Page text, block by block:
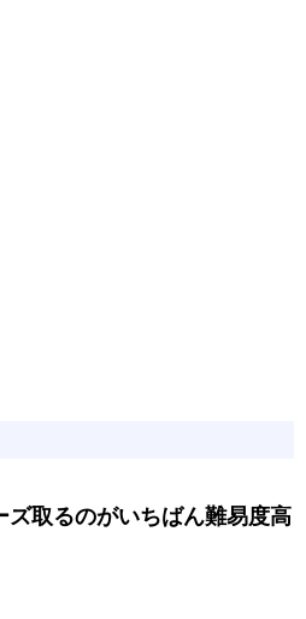
ズ取るのがいちばん難易度高